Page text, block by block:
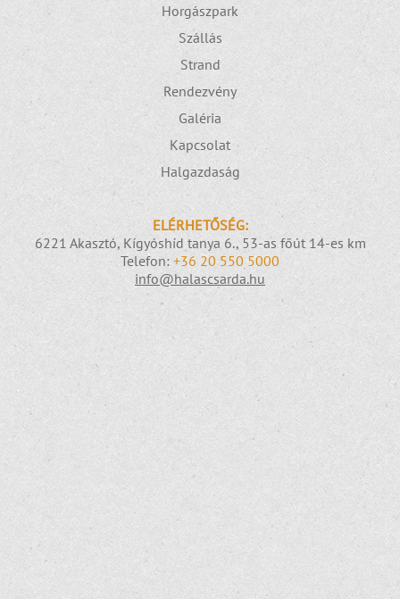
Horgászpark
Szállás
Strand
Rendezvény
Galéria
Kapcsolat
Halgazdaság
ELÉRHETŐSÉG:
6221 Akasztó, Kígyóshíd tanya 6., 53-as főút 14-es km
Telefon: +36 20 550 5000
info@halascsarda.hu